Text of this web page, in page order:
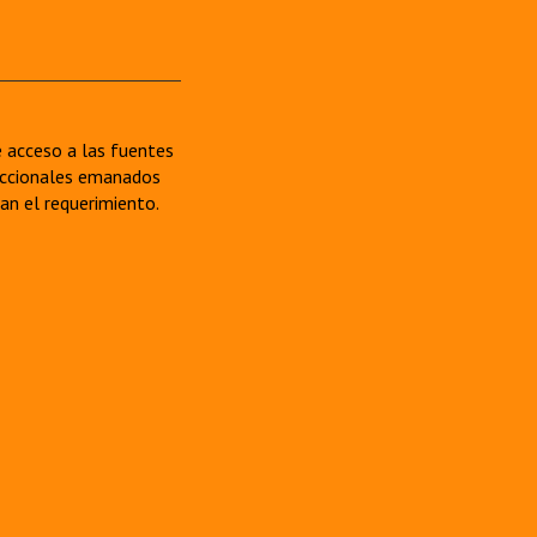
acceso a las fuentes
emanados
el requerimiento.